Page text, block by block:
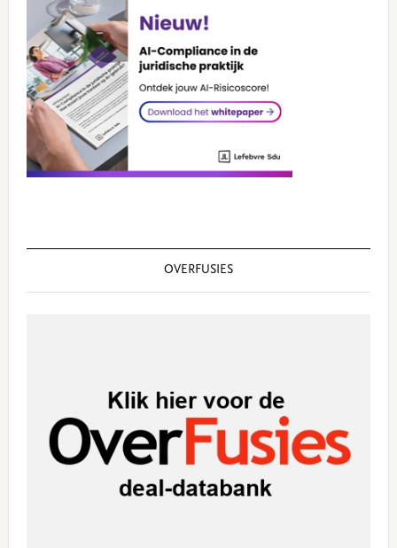
OVERFUSIES